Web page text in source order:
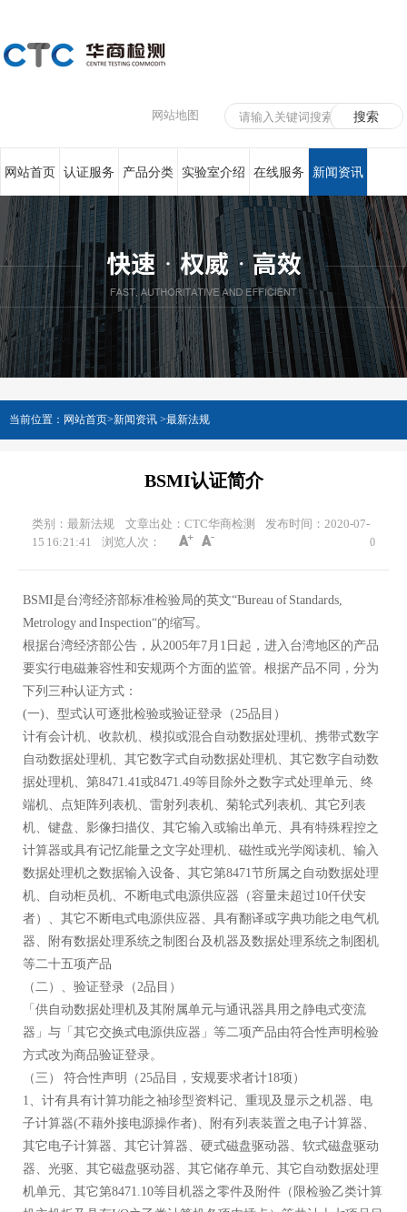
网站地图
网站首页 认证服务 产品分类 实验室介绍 在线服务 新闻资讯
联系我们
当前位置： 网站首页>新闻资讯 >最新法规
BSMI认证简介
类别：最新法规 文章出处：CTC华商检测
发布时间：2020-07-
15 16:21:41
浏览人次： 0
BSMI是台湾经济部标准检验局的英文“Bureau of Standards,
Metrology and Inspection“的缩写。
根据台湾经济部公告，从2005年7月1日起，进入台湾地区的产品
要实行电磁兼容性和安规两个方面的监管。根据产品不同，分为
下列三种认证方式：
(一)、型式认可逐批检验或验证登录（25品目）
计有会计机、收款机、模拟或混合自动数据处理机、携带式数字
自动数据处理机、其它数字式自动数据处理机、其它数字自动数
据处理机、第8471.41或8471.49等目除外之数字式处理单元、终
端机、点矩阵列表机、雷射列表机、菊轮式列表机、其它列表
机、键盘、影像扫描仪、其它输入或输出单元、具有特殊程控之
计算器或具有记忆能量之文字处理机、磁性或光学阅读机、输入
数据处理机之数据输入设备、其它第8471节所属之自动数据处理
机、自动柜员机、不断电式电源供应器（容量未超过10仟伏安
者）、其它不断电式电源供应器、具有翻译或字典功能之电气机
器、附有数据处理系统之制图台及机器及数据处理系统之制图机
等二十五项产品
（二）、验证登录（2品目）
「供自动数据处理机及其附属单元与通讯器具用之静电式变流
器」与「其它交换式电源供应器」等二项产品由符合性声明检验
方式改为商品验证登录。
（三） 符合性声明（25品目，安规要求者计18项）
1、计有具有计算功能之袖珍型资料记、重现及显示之机器、电
子计算器(不藉外接电源操作者)、附有列表装置之电子计算器、
其它电子计算器、其它计算器、硬式磁盘驱动器、软式磁盘驱动
器、光驱、其它磁盘驱动器、其它储存单元、其它自动数据处理
机单元、其它第8471.10等目机器之零件及附件（限检验乙类计算